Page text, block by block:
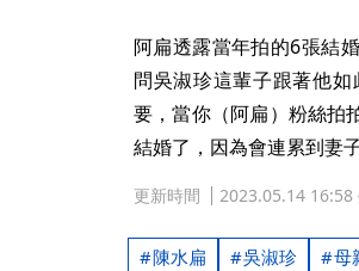
阿扁透露當年拍的6張結
問吳淑珍這輩子跟著他
要，當你（阿扁）粉絲拍
結婚了，因為會連累到妻
更新時間 2023.05.14 16:58
陳水扁 吳淑珍 母